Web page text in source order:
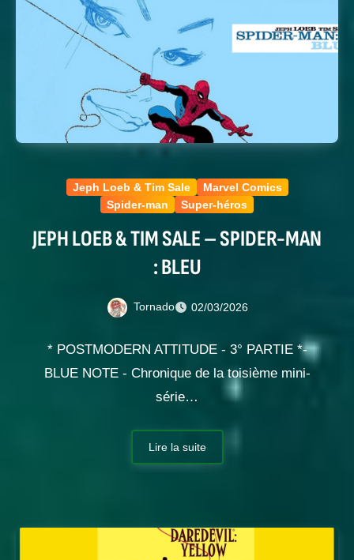
Jeph Loeb & Tim Sale
Marvel Comics
Spider-man
Super-héros
JEPH LOEB & TIM SALE – SPIDER-MAN
: BLEU
Tornado 02/03/2026
* POSTMODERN ATTITUDE - 3° PARTIE *-
BLUE NOTE - Chronique de la toisième mini-
série…
Lire la suite